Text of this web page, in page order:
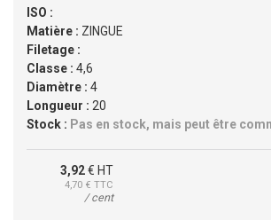
ISO :
Matière : ZINGUE
Filetage :
Classe : 4,6
Diamètre : 4
Longueur : 20
Stock : Pas en stock, mais peut être
3,92€ HT
4,70 € TTC
/ cent